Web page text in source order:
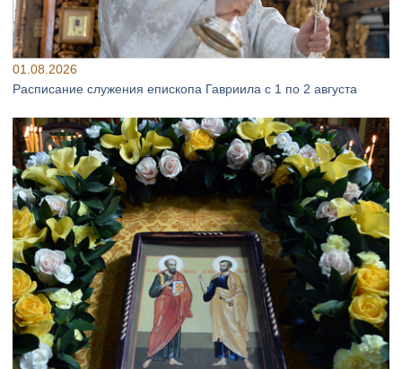
01.08.2026
Расписание служения епископа Гавриила с 1 по 2 августа